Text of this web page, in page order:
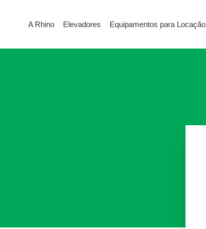
A Rhino Elevadores Equipamentos para Locação